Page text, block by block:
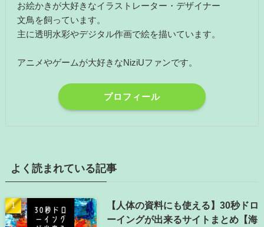
お絵かきが大好きなイラストレーター・デザイナー
文鳥を飼っています。
主に透明水彩やデジタル作画で絵を描いています。
アニメやゲームが大好きなNiziUファンです。
プロフィール
よく読まれている記事
【人体の資料にも使える】30秒ドロ
ーイングが出来るサイトまとめ【海